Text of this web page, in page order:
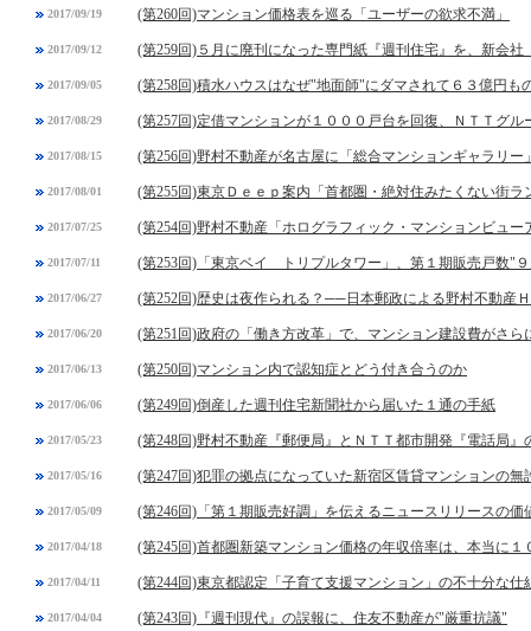
2017/09/19 (第260回)マンション価格表を巡る「ユーザーの欲求不満」
2017/09/12 (第259回)５月に廃刊になった専門紙『週刊住宅』を、新会
2017/09/05 (第258回)積水ハウスはなぜ"地面師"にダマされて６３億円も
2017/08/29 (第257回)定借マンションが１０００戸台を回復、ＮＴＴグル
2017/08/15 (第256回)野村不動産が名古屋に「総合マンションギャラリ
2017/08/01 (第255回)東京Ｄｅｅｐ案内「首都圏・絶対住みたくない街ラ
2017/07/25 (第254回)野村不動産「ホログラフィック・マンションビュー
2017/07/11 (第253回)「東京ベイ トリプルタワー」、第１期販売戸数"
2017/06/27 (第252回)歴史は夜作られる？──日本郵政による野村不動産
2017/06/20 (第251回)政府の「働き方改革」で、マンション建設費がさら
2017/06/13 (第250回)マンション内で認知症とどう付き合うのか
2017/06/06 (第249回)倒産した週刊住宅新聞社から届いた１通の手紙
2017/05/23 (第248回)野村不動産『郵便局』とＮＴＴ都市開発『電話局
2017/05/16 (第247回)犯罪の拠点になっていた新宿区賃貸マンションの無
2017/05/09 (第246回)「第１期販売好調」を伝えるニュースリリースの価
2017/04/18 (第245回)首都圏新築マンション価格の年収倍率は、本当に１
2017/04/11 (第244回)東京都認定「子育て支援マンション」の不十分な仕
2017/04/04 (第243回)『週刊現代』の誤報に、住友不動産が"厳重抗議"